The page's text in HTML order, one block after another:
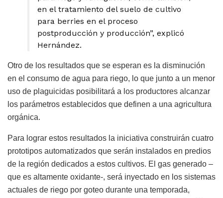
en el tratamiento del suelo de cultivo
para berries en el proceso
postproducción y producción”, explicó
Hernández.
Otro de los resultados que se esperan es la disminución
en el consumo de agua para riego, lo que junto a un menor
uso de plaguicidas posibilitará a los productores alcanzar
los parámetros establecidos que definen a una agricultura
orgánica.
Para lograr estos resultados la iniciativa construirán cuatro
prototipos automatizados que serán instalados en predios
de la región dedicados a estos cultivos. El gas generado –
que es altamente oxidante-, será inyectado en los sistemas
actuales de riego por goteo durante una temporada,